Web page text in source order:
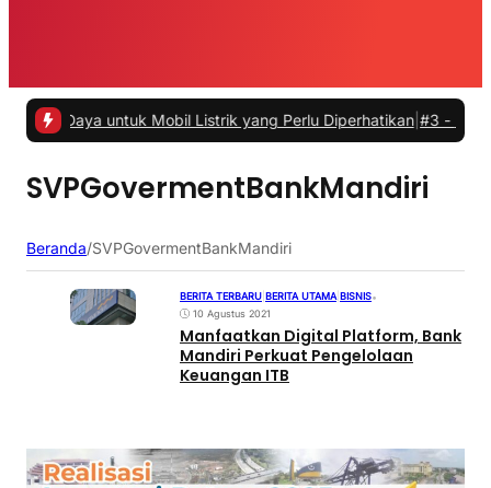
Daya untuk Mobil Listrik yang Perlu Diperhatikan|#3 -Panduan
SVPGovermentBankMandiri
Beranda/SVPGovermentBankMandiri
BERITA TERBARU BERITA UTAMA BISNIS•
10 Agustus 2021
Manfaatkan Digital Platform, Bank
Mandiri Perkuat Pengelolaan
Keuangan ITB